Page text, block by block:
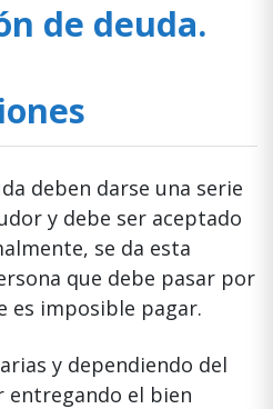
de deuda.
deben darse una serie
y debe ser aceptado
se da esta
que debe pasar por
es imposible pagar.
y dependiendo del
entregando el bien